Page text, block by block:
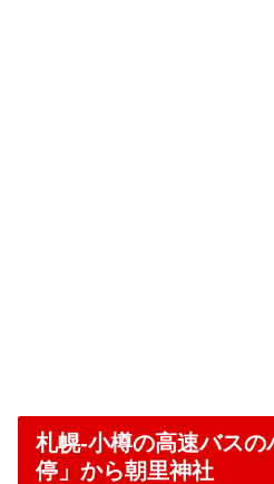
札幌-小樽の高速バスの
停」から朝里神社